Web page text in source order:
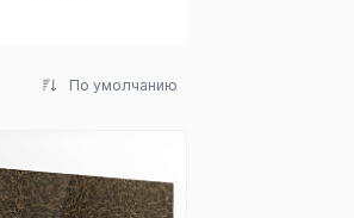
По умолчанию